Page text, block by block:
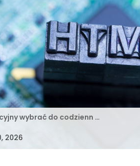
wybrać do codzienn …
2026